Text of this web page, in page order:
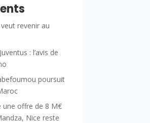
revenir au
: l’avis de
poursuit
une offre de 8 M€
Nice reste